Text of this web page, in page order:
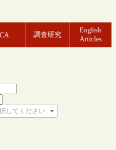
CA 調査研究
English
Articles
してください
さい